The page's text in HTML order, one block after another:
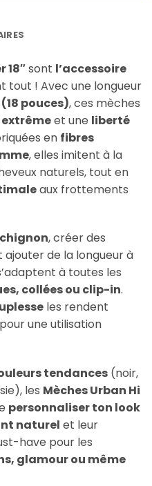
18″sont l’accessoire
tout ! Avec une longueur
pouces), ces mèches
et une liberté
en fibres
, elles imitent à la
naturels, tout en
aux frottements
, créer des
de la longueur à
à toutes les
collées ou clip-in.
les rendent
une utilisation
tendances (noir,
les Mèches Urban Hi
personnaliser ton look
naturel et leur
have pour les
glamour ou même